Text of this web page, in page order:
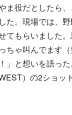
ま役だとしたら
た。現場では、
てもらいました
ちゃ叫んでます
」と想いを語っ
）の2ショッ